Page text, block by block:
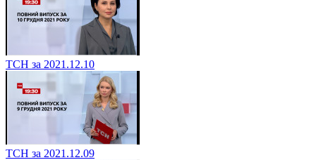
ТСН за 2021.12.10
ТСН за 2021.12.09